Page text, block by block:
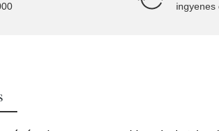
ingyenes